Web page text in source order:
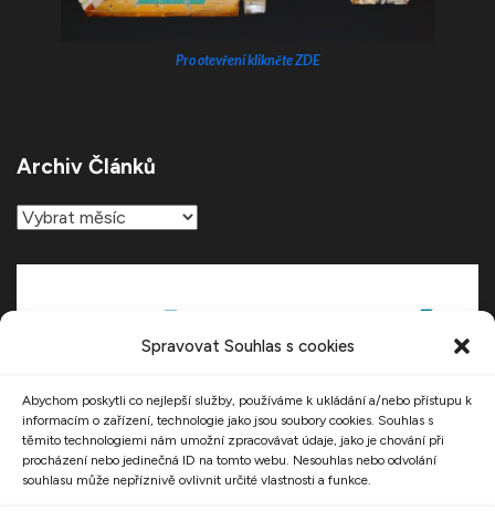
Spravovat Souhlas s cookies
Abychom poskytli co nejlepší služby, používáme k ukládání a/nebo přístupu k
informacím o zařízení, technologie jako jsou soubory cookies. Souhlas s
těmito technologiemi nám umožní zpracovávat údaje, jako je chování při
procházení nebo jedinečná ID na tomto webu. Nesouhlas nebo odvolání
souhlasu může nepříznivě ovlivnit určité vlastnosti a funkce.
Pro otevření klikněte ZDE
Archiv Článků
Archiv